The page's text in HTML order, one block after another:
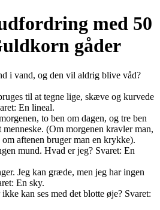
med 50
gåder
i vand, og den vil aldrig blive våd?
til at tegne lige, skæve og kurvede
En lineal.
to ben om dagen, og tre ben
menneske. (Om morgenen kravler man,
aftenen bruger man en krykke).
mund. Hvad er jeg? Svaret: En
Jeg kan græde, men jeg har ingen
En sky.
kan ses med det blotte øje? Svaret: